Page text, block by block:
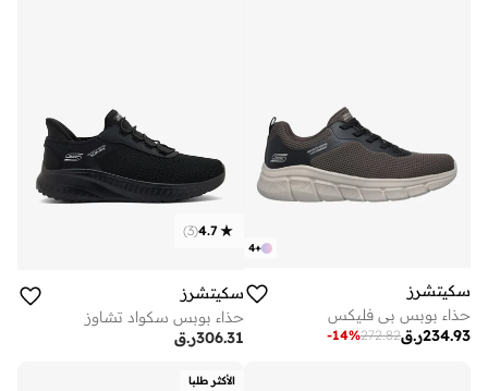
+
4
سكيتشرز
حذاء بوبس بي فليكس
ر.ق234.93
272.82
-14%
4.7
(
3
)
سكيتشرز
حذاء بوبس سكواد تشاوز
ر.ق306.31
الأكثر طلبا